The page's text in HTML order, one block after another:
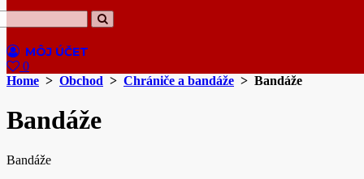
0
Home > Obchod > Chrániče a bandáže > Bandáže
Bandáže
Bandáže